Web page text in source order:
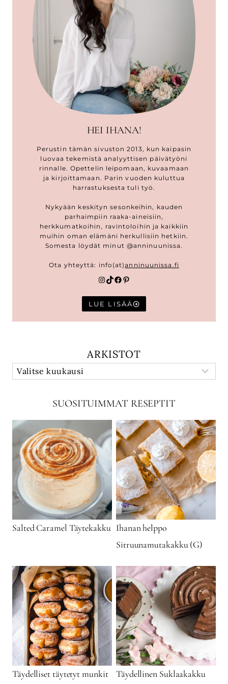
HEI IHANA!
Perustin tämän sivuston 2013, kun kaipasin
luovaa tekemistä analyyttisen päivätyöni
rinnalle. Opettelin leipomaan, kuvaamaan
ja kirjoittamaan. Parin vuoden kuluttua
harrastuksesta tuli työ.
Nykyään keskityn sesonkeihin, kauden
parhaimpiin raaka-aineisiin,
herkkumatkoihin, ravintoloihin ja kaikkiin
muihin oman elämäni herkullisiin hetkiin.
Somesta löydät minut @anninuunissa.
Ota yhteyttä: info(at)anninuunissa.fi
Instagram
TikTok
Facebook
Pinterest
LUE LISÄÄ
ARKISTOT
SUOSITUIMMAT RESEPTIT
Salted Caramel Täytekakku Ihanan helppo
Sitruunamutakakku (G)
Täydelliset täytetyt munkit Täydellinen Suklaakakku